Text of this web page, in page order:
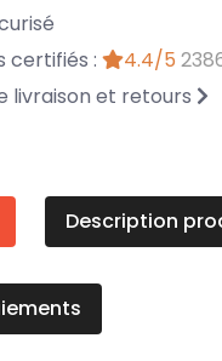
certifiés :
4.4/5
livraison et retours
Description